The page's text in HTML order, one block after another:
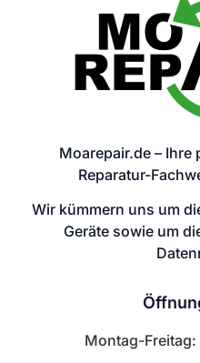
Moarepair.de –
Reparatur-
Wir kümmern uns um
Geräte sowie um
Montag-